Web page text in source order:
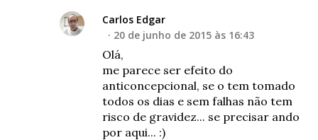
Carlos Edgar
20 de junho de 2015 às 16:43
Olá,
me parece ser efeito do
anticoncepcional, se o tem tomado
todos os dias e sem falhas não tem
risco de gravidez... se precisar ando
por aqui... :)